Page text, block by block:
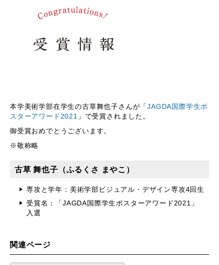
本学美術学部在学生の古草舞也子さんが「JAGDA国際学生ポ
スターアワード2021 」で受賞されました。
御受賞おめでとうございます。
※敬称略
古草 舞也子（ふるくさ まやこ）
専攻と学年：美術学部ビジュアル・デザイン専攻4回生
受賞名：「JAGDA国際学生ポスターアワード2021」
入選
関連ページ